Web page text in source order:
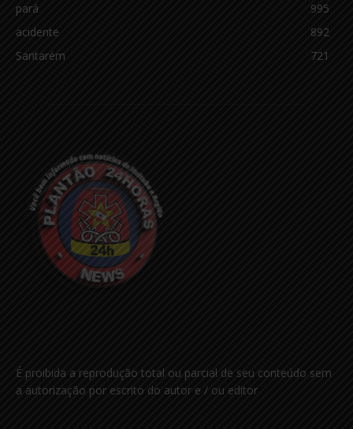
pará
995
acidente
892
Santarém
721
É proibida a reprodução total ou parcial de seu conteúdo sem
a autorização por escrito do autor e / ou editor